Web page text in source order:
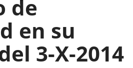
de
en su
3-X-2014